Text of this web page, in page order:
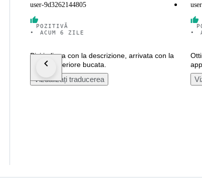
user-9d3262144805
POZITIVĂ
•
ACUM 6 ZILE
Bici in linea con la descrizione, arrivata con la
ruota posteriore bucata.
Vizualizați traducerea
•